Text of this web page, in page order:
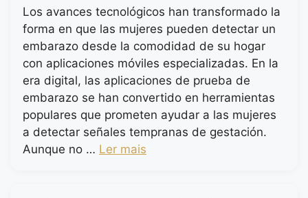
Los avances tecnológicos han transformado la
forma en que las mujeres pueden detectar un
embarazo desde la comodidad de su hogar
con aplicaciones móviles especializadas. En la
era digital, las aplicaciones de prueba de
embarazo se han convertido en herramientas
populares que prometen ayudar a las mujeres
a detectar señales tempranas de gestación.
Aunque no … Ler mais